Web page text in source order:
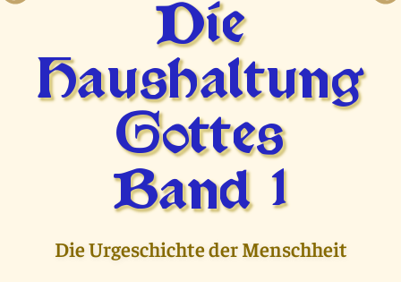
Die
Haushaltung
Gottes
Band 1
Die Urgeschichte der Menschheit